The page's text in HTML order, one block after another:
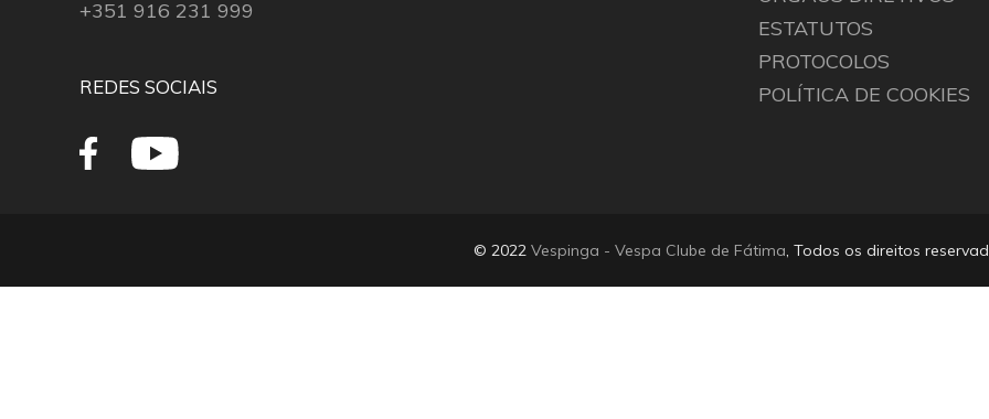
+351 916 231 999
REDES SOCIAIS
ESTATUTOS
PROTOCOLOS
POLÍTICA DE COOKIES
© 2022 Vespinga - Vespa Clube de Fátima, Todos os direitos